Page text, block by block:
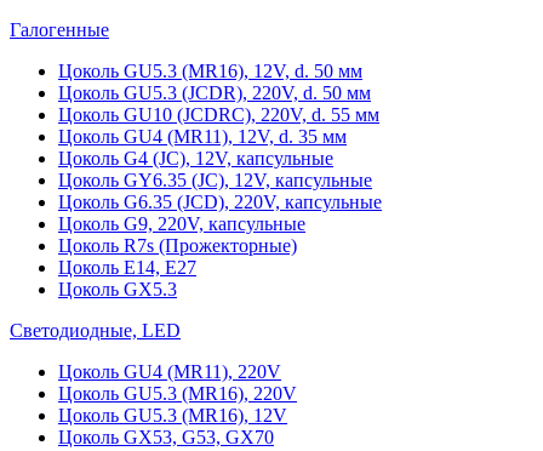
Галогенные
Цоколь GU5.3 (MR16), 12V, d. 50 мм
Цоколь GU5.3 (JCDR), 220V, d. 50 мм
Цоколь GU10 (JCDRC), 220V, d. 55 мм
Цоколь GU4 (MR11), 12V, d. 35 мм
Цоколь G4 (JC), 12V, капсульные
Цоколь GY6.35 (JC), 12V, капсульные
Цоколь G6.35 (JCD), 220V, капсульные
Цоколь G9, 220V, капсульные
Цоколь R7s (Прожекторные)
Цоколь E14, E27
Цоколь GX5.3
Светодиодные, LED
Цоколь GU4 (MR11), 220V
Цоколь GU5.3 (MR16), 220V
Цоколь GU5.3 (MR16), 12V
Цоколь GX53, G53, GX70